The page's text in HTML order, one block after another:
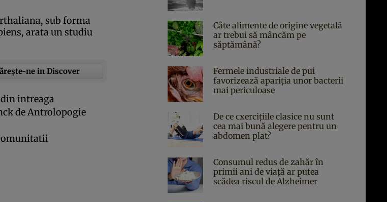
sub forma
arata un studiu
ne in Discover
intreaga
de Antrolopogie
Câte alimente de origine vegetală
ar trebui să mâncăm pe
săptămână?
Fermele industriale de pui
favorizează apariția unor bacterii
mai periculoase
De ce cxercițiile clasice nu sunt
cea mai bună alegere pentru un
abdomen plat?
Consumul redus de zahăr în
primii ani de viață ar putea
scădea riscul de Alzheimer